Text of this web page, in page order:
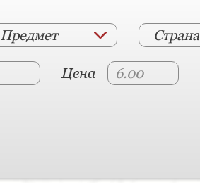
Предмет Страна
Цена